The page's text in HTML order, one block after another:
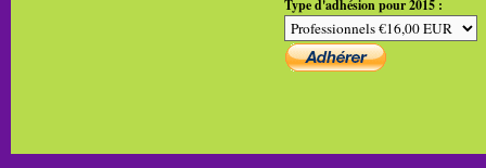
Type d'adhésion pour 2015 :